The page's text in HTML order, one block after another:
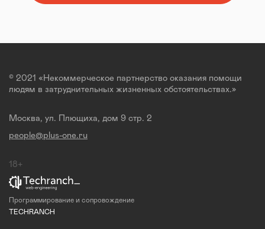
© 2021 «Некоммерческое партнерство оказания помощи
людям в затруднительных жизненных обстоятельствах.»
Москва, ул. Плющиха, дом 9 стр. 2
people@plus-one.ru
18+
Программирование и сопровождение
TECHRANCH